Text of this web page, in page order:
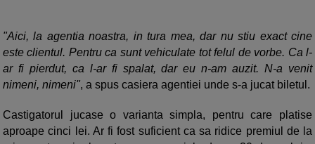
"Aici, la agentia noastra, in tura mea, dar nu stiu exact cine
este clientul. Pentru ca sunt vehiculate tot felul de vorbe. Ca l-
ar fi pierdut, ca l-ar fi spalat, dar eu n-am auzit. N-a venit
nimeni, nimeni", a spus casiera agentiei unde s-a jucat biletul.
Castigatorul jucase o varianta simpla, pentru care platise
aproape cinci lei. Ar fi fost suficient ca sa ridice premiul de la